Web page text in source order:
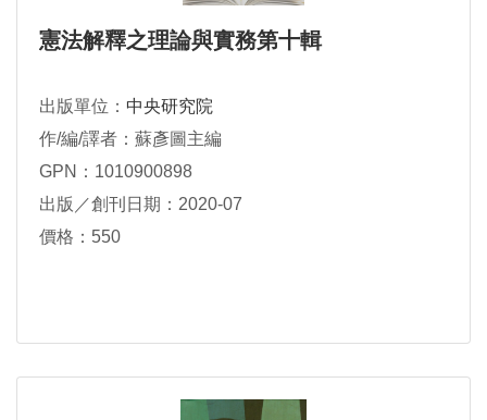
憲法解釋之理論與實務第十輯
出版單位： 中央研究院
作/編/譯者：蘇彥圖主編
GPN：1010900898
出版／創刊日期：2020-07
價格：550